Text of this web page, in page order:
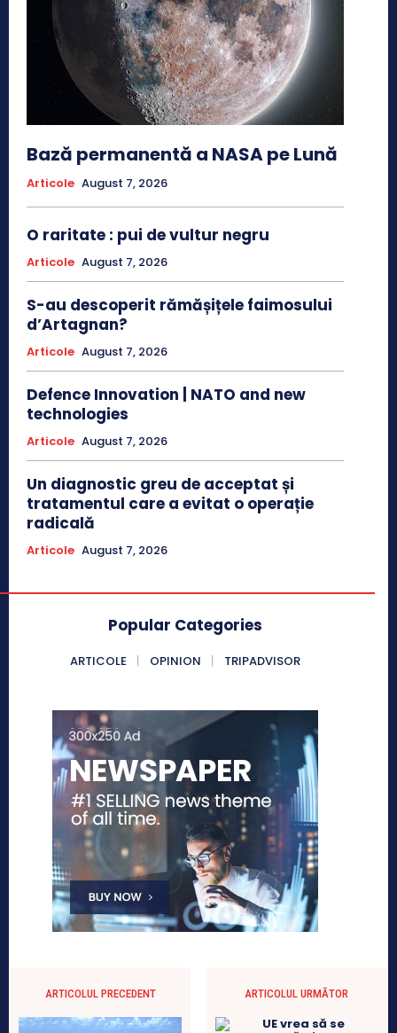
Bază permanentă a NASA pe Lună
Articole August 7, 2026
O raritate : pui de vultur negru
Articole August 7, 2026
S-au descoperit rămășițele faimosului
d’Artagnan?
Articole August 7, 2026
Defence Innovation | NATO and new
technologies
Articole August 7, 2026
Un diagnostic greu de acceptat și
tratamentul care a evitat o operație
radicală
Articole August 7, 2026
Popular Categories
ARTICOLE OPINION TRIPADVISOR
ARTICOLUL PRECEDENT ARTICOLUL URMĂTOR